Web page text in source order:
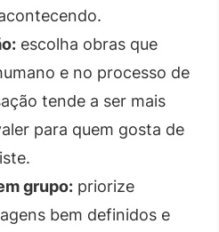
escolha obras que
e no processo de
tende a ser mais
para quem gosta de
grupo: priorize
bem definidos e